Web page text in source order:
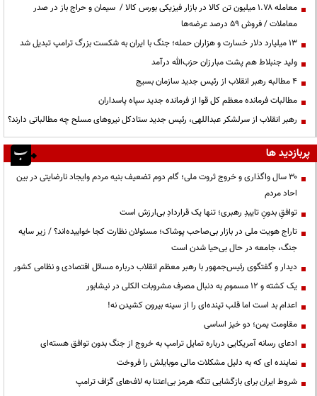
معامله ۱.۷۸ میلیون تن کالا در بازار فیزیکی بورس کالا / سیمان و حراج باز در صدر
معاملات / فروش ۵۹ درصد عرضه‌ها
۱۳ میلیارد دلار خسارت و هزاران حمله؛ جنگ با ایران به شکست بزرگ ترامپ تبدیل شد
ولید جنبلاط هم پشت مبارزان حزب‌الله درآمد
۴ مطالبه رهبر انقلاب از رئیس جدید سازمان بسیج
مطالبات فرمانده معظم کل قوا از فرمانده جدید سپاه پاسداران
رهبر انقلاب از سرلشکر عبداللهی، رئیس جدید ستادکل نیروهای مسلح چه مطالباتی دارند؟
پربازدید ها
۳۰ سال واگذاری و خروج ثروت ملی؛ گام دوم تضعیف بنیه مردم وایجاد نارضایتی در بین
احاد مردم
توافقِ بدونِ تاییدِ رهبری؛ تنها یک قراردادِ بی‌ارزش است
تاراج هویت ملی در بازار بی‌صاحب پوشاک؛ مسئولان نظارت کجا خوابیده‌اند؟ / زیر سایه
جنگ، جامعه در حال بی‌حیا شدن است
دیدار و گفتگوی رئیس‌جمهور با رهبر معظم انقلاب درباره مسائل اقتصادی و نظامی کشور
یک کشته و ۱۲ مسموم به دنبال مصرف مشروبات الکلی در نیشابور
اعدام بد است اما قلب تپنده‌ای را از سینه بیرون کشیدن نه!
مقاومت یمن؛ دو خیز اساسی
ادعای رسانه آمریکایی درباره تمایل ترامپ به خروج از جنگ بدون توافق هسته‌ای
نماینده ای که به دلیل مشکلات مالی موبایلش را فروخت
شروط ایران برای بازگشایی تنگه هرمز بی‌اعتنا به لاف‌های گزاف ترامپ